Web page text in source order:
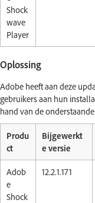
Shock
wave
Player
Oplossing
Adobe heeft aan deze
gebruikers aan hun
hand van de
Produ
ct
Bijgewerkt
e versie
Adob
e
Shock
12.2.1.171